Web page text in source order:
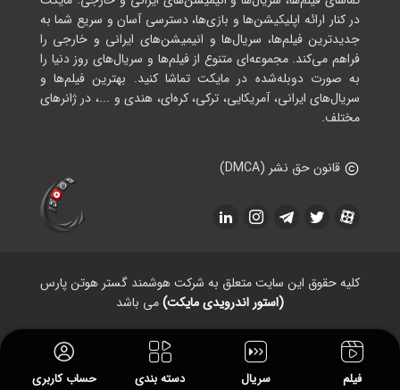
فیلم سریال دسته بندی حساب کاربری
در کنار ارائه اپلیکیشن‌ها و بازی‌ها، دسترسی آسان و سریع شما به
جدیدترین فیلم‌ها، سریال‌ها و انیمیشن‌های ایرانی و خارجی را
فراهم می‌کند. مجموعه‌ای متنوع از فیلم‌ها و سریال‌های روز دنیا را
به صورت دوبله‌شده در مایکت تماشا کنید. بهترین فیلم‌ها و
سریال‌های ایرانی، آمریکایی، ترکی، کره‌ای، هندی و ...، در ژانرهای
مختلف.
قانون حق نشر (DMCA)
کلیه حقوق این سایت متعلق به شرکت هوشمند گستر هوتن پارس
(استور اندرویدی مایکت)می باشد